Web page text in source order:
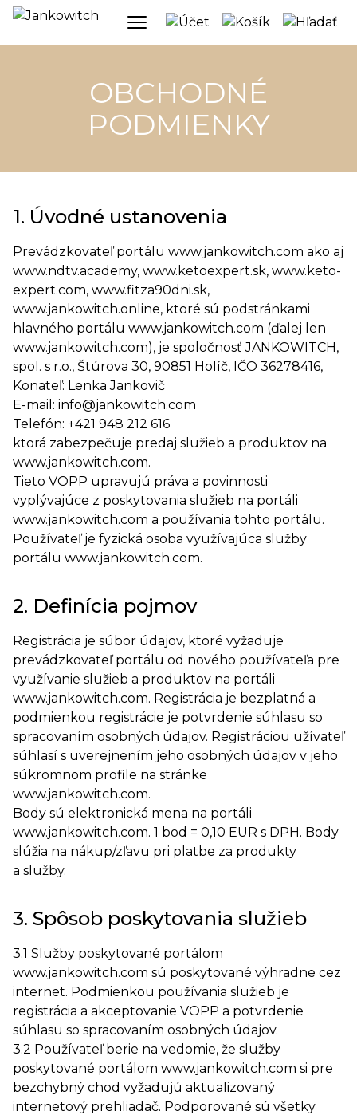
OBCHODNÉ
PODMIENKY
1. Úvodné ustanovenia
Prevádzkovateľ portálu www.jankowitch.com ako aj
www.ndtv.academy, www.ketoexpert.sk, www.keto-
expert.com, www.fitza90dni.sk,
www.jankowitch.online, ktoré sú podstránkami
hlavného portálu www.jankowitch.com (ďalej len
www.jankowitch.com), je spoločnosť JANKOWITCH,
spol. s r.o., Štúrova 30, 90851 Holíč, IČO 36278416,
Konateľ: Lenka Jankovič
E-mail: info@jankowitch.com
Telefón: +421 948 212 616
ktorá zabezpečuje predaj služieb a produktov na
www.jankowitch.com.
Tieto VOPP upravujú práva a povinnosti
vyplývajúce z poskytovania služieb na portáli
www.jankowitch.com a používania tohto portálu.
Používateľ je fyzická osoba využívajúca služby
portálu www.jankowitch.com.
2. Definícia pojmov
Registrácia je súbor údajov, ktoré vyžaduje
prevádzkovateľ portálu od nového používateľa pre
využívanie služieb a produktov na portáli
www.jankowitch.com. Registrácia je bezplatná a
podmienkou registrácie je potvrdenie súhlasu so
spracovaním osobných údajov. Registráciou užívateľ
súhlasí s uverejnením jeho osobných údajov v jeho
súkromnom profile na stránke
www.jankowitch.com.
Body sú elektronická mena na portáli
www.jankowitch.com. 1 bod = 0,10 EUR s DPH. Body
slúžia na nákup/zľavu pri platbe za produkty
a služby.
3. Spôsob poskytovania služieb
3.1 Služby poskytované portálom
www.jankowitch.com sú poskytované výhradne cez
internet. Podmienkou používania služieb je
registrácia a akceptovanie VOPP a potvrdenie
súhlasu so spracovaním osobných údajov.
3.2 Používateľ berie na vedomie, že služby
poskytované portálom www.jankowitch.com si pre
bezchybný chod vyžadujú aktualizovaný
internetový prehliadač. Podporované sú všetky